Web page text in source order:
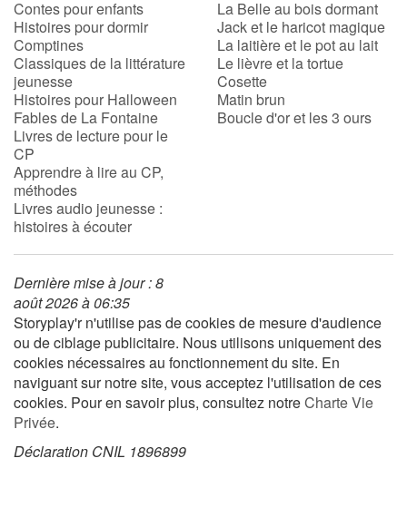
Contes pour enfants
Histoires pour dormir
Comptines
Classiques de la littérature
jeunesse
Histoires pour Halloween
Fables de La Fontaine
Livres de lecture pour le
CP
Apprendre à lire au CP,
méthodes
Livres audio jeunesse :
histoires à écouter
La Belle au bois dormant
Jack et le haricot magique
La laitière et le pot au lait
Le lièvre et la tortue
Cosette
Matin brun
Boucle d'or et les 3 ours
Dernière mise à jour : 8
août 2026 à 06:35
Storyplay'r n'utilise pas de cookies de mesure d'audience
ou de ciblage publicitaire. Nous utilisons uniquement des
cookies nécessaires au fonctionnement du site. En
naviguant sur notre site, vous acceptez l'utilisation de ces
cookies. Pour en savoir plus, consultez notreCharte Vie
Privée.
Déclaration CNIL 1896899